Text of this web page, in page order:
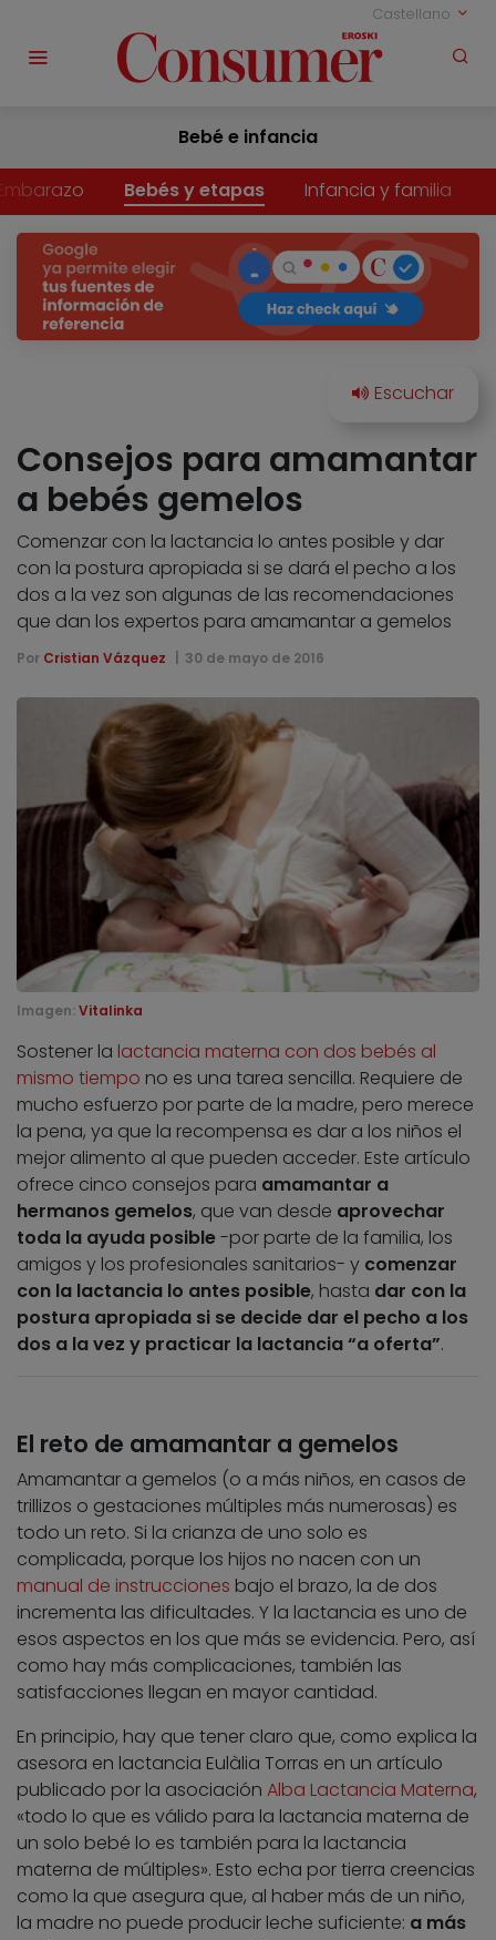
Castellano
Bebé e infancia
Bebés y etapas Infancia y familia
Consejos para amamantar
a bebés gemelos
Comenzar con la lactancia lo antes posible y dar
con la postura apropiada si se dará el pecho a los
dos a la vez son algunas de las recomendaciones
que dan los expertos para amamantar a gemelos
Por Cristian Vázquez 30 de mayo de 2016
Imagen: Vitalinka
Sostener la lactancia materna con dos bebés al
mismo tiempo no es una tarea sencilla. Requiere de
mucho esfuerzo por parte de la madre, pero merece
la pena, ya que la recompensa es dar a los niños el
mejor alimento al que pueden acceder. Este artículo
ofrece cinco consejos para amamantar a
hermanos gemelos, que van desde aprovechar
toda la ayuda posible-por parte de la familia, los
amigos y los profesionales sanitarios- y comenzar
con la lactancia lo antes posible, hasta dar con la
postura apropiada si se decide dar el pecho a los
dos a la vez y practicar la lactancia “a oferta”.
El reto de amamantar a gemelos
Amamantar a gemelos (o a más niños, en casos de
trillizos o gestaciones múltiples más numerosas) es
todo un reto. Si la crianza de uno solo es
complicada, porque los hijos no nacen con un
manual de instrucciones bajo el brazo, la de dos
incrementa las dificultades. Y la lactancia es uno de
esos aspectos en los que más se evidencia. Pero, así
como hay más complicaciones, también las
satisfacciones llegan en mayor cantidad.
En principio, hay que tener claro que, como explica la
asesora en lactancia Eulàlia Torras en un artículo
publicado por la asociación Alba Lactancia Materna,
«todo lo que es válido para la lactancia materna de
un solo bebé lo es también para la lactancia
materna de múltiples». Esto echa por tierra creencias
como la que asegura que, al haber más de un niño,
la madre no puede producir leche suficiente: a más